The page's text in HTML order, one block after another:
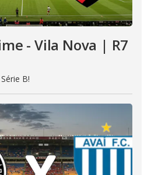
- Vila Nova | R7
B!